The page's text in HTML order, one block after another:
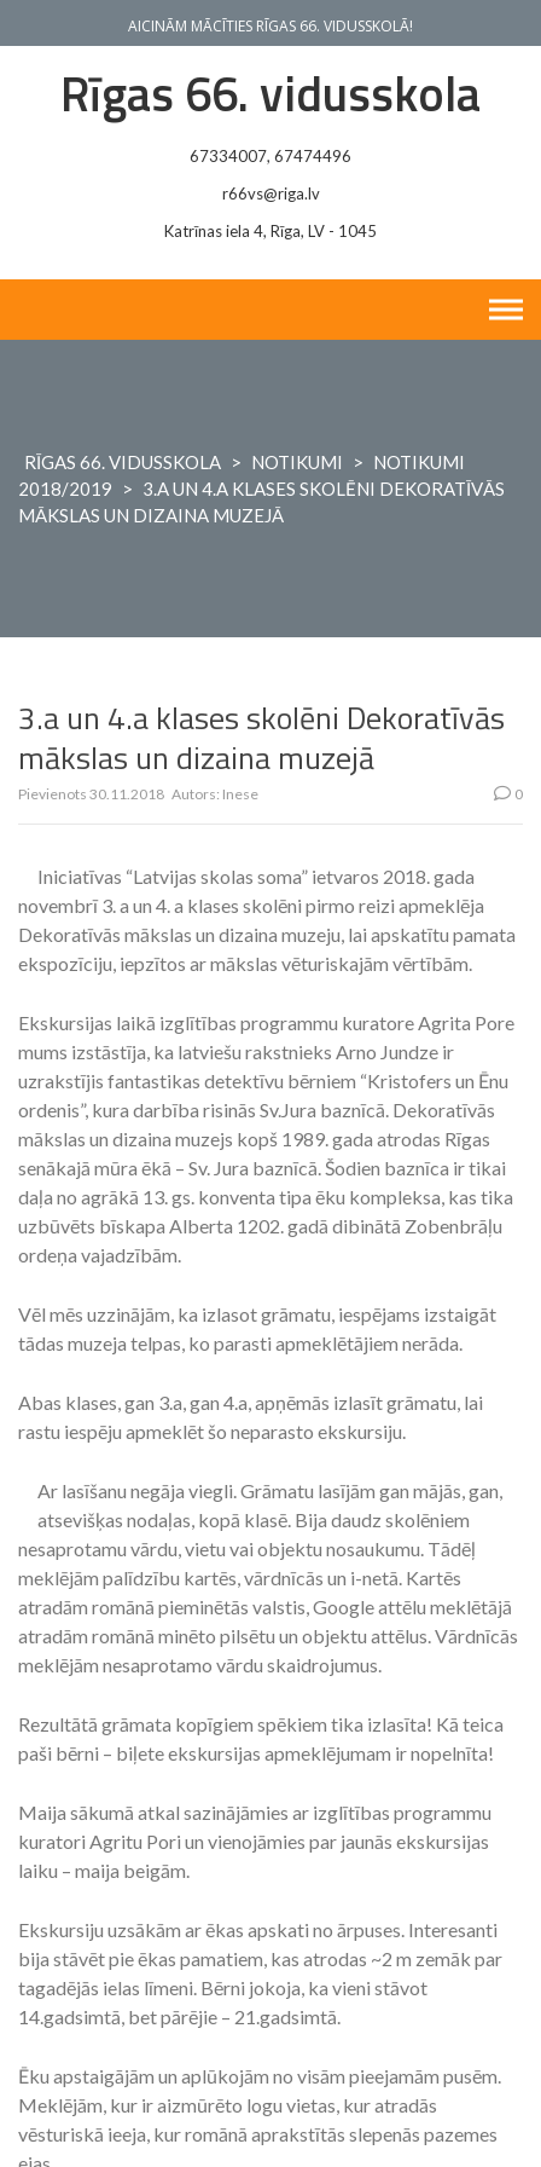
AICINĀM MĀCĪTIES RĪGAS 66. VIDUSSKOLĀ!
Rīgas 66. vidusskola
67334007, 67474496
r66vs@riga.lv
Katrīnas iela 4, Rīga, LV - 1045
RĪGAS 66. VIDUSSKOLA > NOTIKUMI > NOTIKUMI
2018/2019
> 3.A UN 4.A KLASES SKOLĒNI DEKORATĪVĀS
MĀKSLAS UN DIZAINA MUZEJĀ
3.a un 4.a klases skolēni Dekoratīvās
mākslas un dizaina muzejā
Pievienots 30.11.2018 Autors: Inese 0
Iniciatīvas “Latvijas skolas soma” ietvaros 2018. gada
novembrī 3. a un 4. a klases skolēni pirmo reizi apmeklēja
Dekoratīvās mākslas un dizaina muzeju, lai apskatītu pamata
ekspozīciju, iepzītos ar mākslas vēturiskajām vērtībām.
Ekskursijas laikā izglītības programmu kuratore Agrita Pore
mums izstāstīja, ka latviešu rakstnieks Arno Jundze ir
uzrakstījis fantastikas detektīvu bērniem “Kristofers un Ēnu
ordenis”, kura darbība risinās Sv.Jura baznīcā. Dekoratīvās
mākslas un dizaina muzejs kopš 1989. gada atrodas Rīgas
senākajā mūra ēkā – Sv. Jura baznīcā. Šodien baznīca ir tikai
daļa no agrākā 13. gs. konventa tipa ēku kompleksa, kas tika
uzbūvēts bīskapa Alberta 1202. gadā dibinātā Zobenbrāļu
ordeņa vajadzībām.
Vēl mēs uzzinājām, ka izlasot grāmatu, iespējams izstaigāt
tādas muzeja telpas, ko parasti apmeklētājiem nerāda.
Abas klases, gan 3.a, gan 4.a, apņēmās izlasīt grāmatu, lai
rastu iespēju apmeklēt šo neparasto ekskursiju.
Ar lasīšanu negāja viegli. Grāmatu lasījām gan mājās, gan,
atsevišķas nodaļas, kopā klasē. Bija daudz skolēniem
nesaprotamu vārdu, vietu vai objektu nosaukumu. Tādēļ
meklējām palīdzību kartēs, vārdnīcās un i-netā. Kartēs
atradām romānā pieminētās valstis, Google attēlu meklētājā
atradām romānā minēto pilsētu un objektu attēlus. Vārdnīcās
meklējām nesaprotamo vārdu skaidrojumus.
Rezultātā grāmata kopīgiem spēkiem tika izlasīta! Kā teica
paši bērni – biļete ekskursijas apmeklējumam ir nopelnīta!
Maija sākumā atkal sazinājāmies ar izglītības programmu
kuratori Agritu Pori un vienojāmies par jaunās ekskursijas
laiku – maija beigām.
Ekskursiju uzsākām ar ēkas apskati no ārpuses. Interesanti
bija stāvēt pie ēkas pamatiem, kas atrodas ~2 m zemāk par
tagadējās ielas līmeni. Bērni jokoja, ka vieni stāvot
14.gadsimtā, bet pārējie – 21.gadsimtā.
Ēku apstaigājām un aplūkojām no visām pieejamām pusēm.
Meklējām, kur ir aizmūrēto logu vietas, kur atradās
vēsturiskā ieeja, kur romānā aprakstītās slepenās pazemes